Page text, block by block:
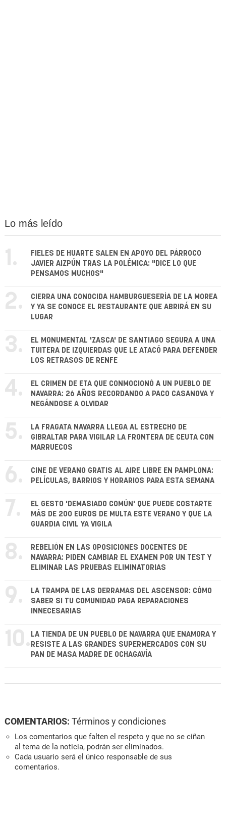
Lo más leído
1.
FIELES DE HUARTE SALEN EN APOYO DEL PÁRROCO
JAVIER AIZPÚN TRAS LA POLÉMICA: "DICE LO QUE
PENSAMOS MUCHOS"
2.
CIERRA UNA CONOCIDA HAMBURGUESERÍA DE LA MOREA
Y YA SE CONOCE EL RESTAURANTE QUE ABRIRÁ EN SU
LUGAR
3.
EL MONUMENTAL 'ZASCA' DE SANTIAGO SEGURA A UNA
TUITERA DE IZQUIERDAS QUE LE ATACÓ PARA DEFENDER
LOS RETRASOS DE RENFE
4.
EL CRIMEN DE ETA QUE CONMOCIONÓ A UN PUEBLO DE
NAVARRA: 26 AÑOS RECORDANDO A PACO CASANOVA Y
NEGÁNDOSE A OLVIDAR
5.
LA FRAGATA NAVARRA LLEGA AL ESTRECHO DE
GIBRALTAR PARA VIGILAR LA FRONTERA DE CEUTA CON
MARRUECOS
6.
CINE DE VERANO GRATIS AL AIRE LIBRE EN PAMPLONA:
PELÍCULAS, BARRIOS Y HORARIOS PARA ESTA SEMANA
7.
EL GESTO 'DEMASIADO COMÚN' QUE PUEDE COSTARTE
MÁS DE 200 EUROS DE MULTA ESTE VERANO Y QUE LA
GUARDIA CIVIL YA VIGILA
8.
REBELIÓN EN LAS OPOSICIONES DOCENTES DE
NAVARRA: PIDEN CAMBIAR EL EXAMEN POR UN TEST Y
ELIMINAR LAS PRUEBAS ELIMINATORIAS
9.
LA TRAMPA DE LAS DERRAMAS DEL ASCENSOR: CÓMO
SABER SI TU COMUNIDAD PAGA REPARACIONES
INNECESARIAS
10. LA TIENDA DE UN PUEBLO DE NAVARRA QUE ENAMORA Y
RESISTE A LAS GRANDES SUPERMERCADOS CON SU
PAN DE MASA MADRE DE OCHAGAVÍA
COMENTARIOS: Términos y condiciones
Los comentarios que falten el respeto y que no se ciñan
al tema de la noticia, podrán ser eliminados.
Cada usuario será el único responsable de sus
comentarios.